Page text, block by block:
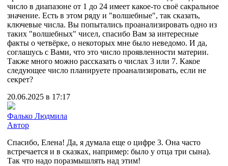
число в диапазоне от 1 до 24 имеет какое-то своё сакральное
значение. Есть в этом ряду и "волшебные", так сказать,
ключевые числа. Вы попытались проанализировать одно из
таких "волшебных" чисел, спасибо Вам за интересные
факты о четвёрке, о некоторых мне было неведомо. И да,
соглашусь с Вами, что это число проявленности материи.
Также много можно рассказать о числах 3 или 7. Какое
следующее число планируете проанализировать, если не
секрет?
20.06.2025 в 17:17
Фалько Людмила
Автор
Спасибо, Елена! Да, я думала еще о цифре 3. Она часто
встречается и в сказках, например: было у отца три сына).
Так что надо поразмышлять над этим!